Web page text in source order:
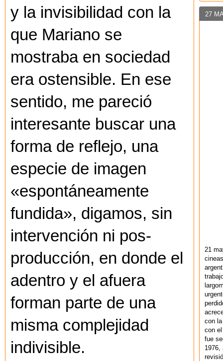
y la invisibilidad con la
que Mariano se
mostraba en sociedad
era ostensible. En ese
sentido, me pareció
interesante buscar una
forma de reflejo, una
especie de imagen
«espontáneamente
fundida», digamos, sin
intervención ni pos-
producción, en donde el
adentro y el afuera
forman parte de una
misma complejidad
indivisible.
27
21
con
con
fue
1976,